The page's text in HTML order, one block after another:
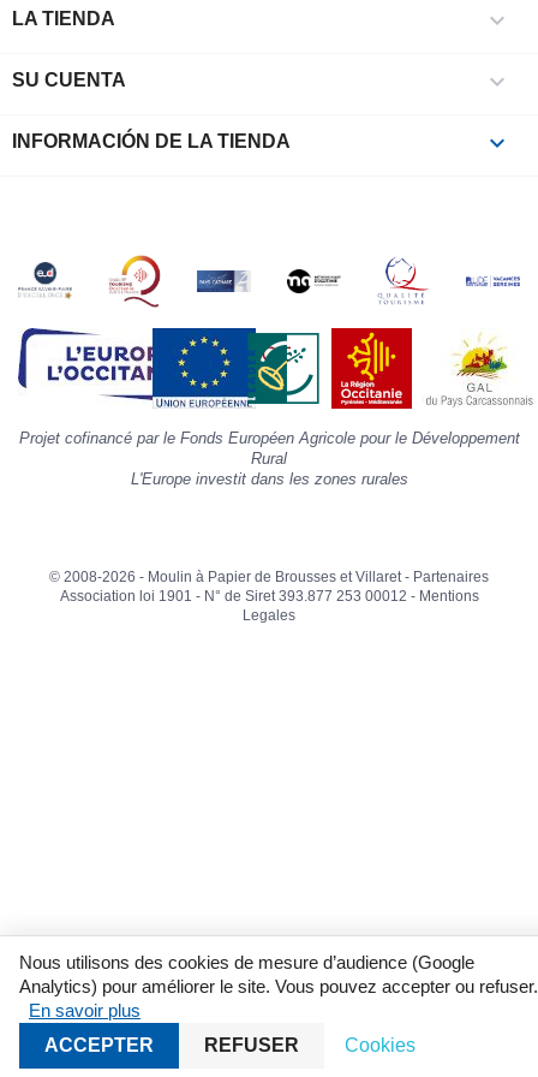
LA TIENDA 
SU CUENTA 
INFORMACIÓN DE LA TIENDA keyboard_arrow_down
Projet cofinancé par le Fonds Européen Agricole pour le Développement
Rural
L'Europe investit dans les zones rurales
© 2008-2026 - Moulin à Papier de Brousses et Villaret - Partenaires
Association loi 1901 - N° de Siret 393.877 253 00012 - Mentions
Legales
Nous utilisons des cookies de mesure d’audience (Google
Analytics) pour améliorer le site. Vous pouvez accepter ou refuser.
En savoir plus
ACCEPTER
REFUSER Cookies